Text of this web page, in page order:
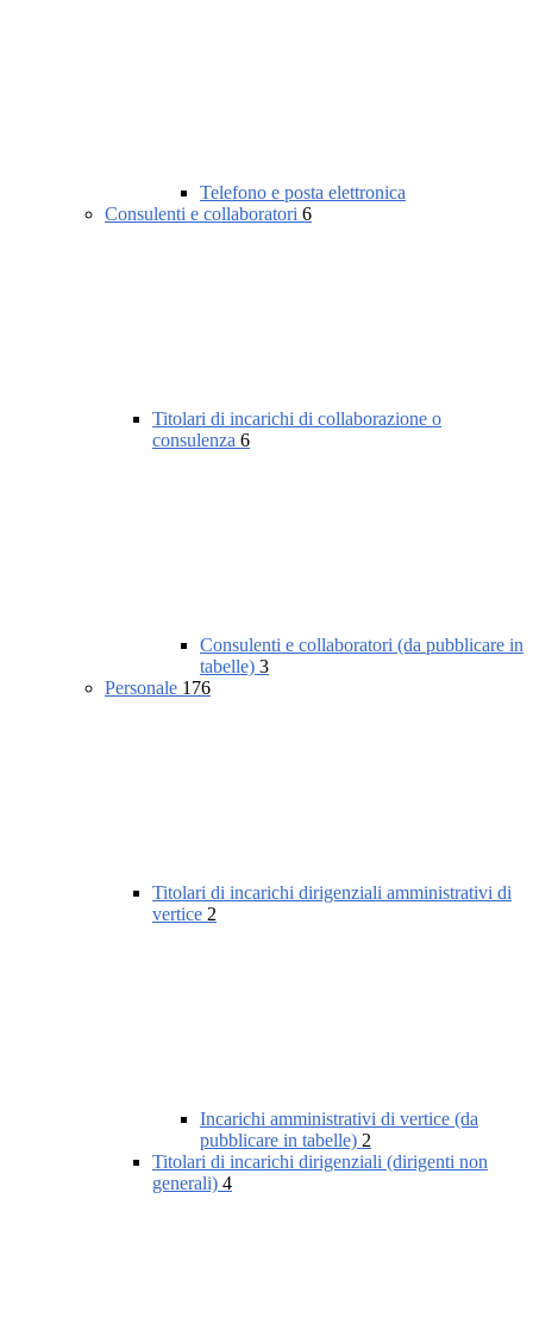
Telefono e posta elettronica
Consulenti e collaboratori 6
Titolari di incarichi di collaborazione o
consulenza 6
Consulenti e collaboratori (da pubblicare in
tabelle) 3
Personale 176
Titolari di incarichi dirigenziali amministrativi di
vertice 2
Incarichi amministrativi di vertice (da
pubblicare in tabelle) 2
Titolari di incarichi dirigenziali (dirigenti non
generali) 4